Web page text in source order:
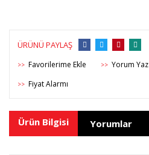
ÜRÜNÜ PAYLAŞ
>> >> Yorum Yaz
>> Fiyat Alarmı
Ürün Bilgisi Yorumlar